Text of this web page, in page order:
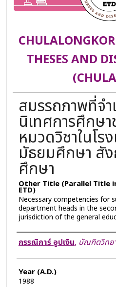
THESES AND
สมรรถภาพที่จำ
นิเทศการศึกษ
หมวดวิชาในโร
มัธยมศึกษา สั
ศึกษา
Other Title (Parallel Title
ETD)
Necessary competencies for
department heads in the
jurisdiction of the general
Author
กรรณิการ์ อูปเงิน, บัณฑิตวิทย
Year (A.D.)
1988